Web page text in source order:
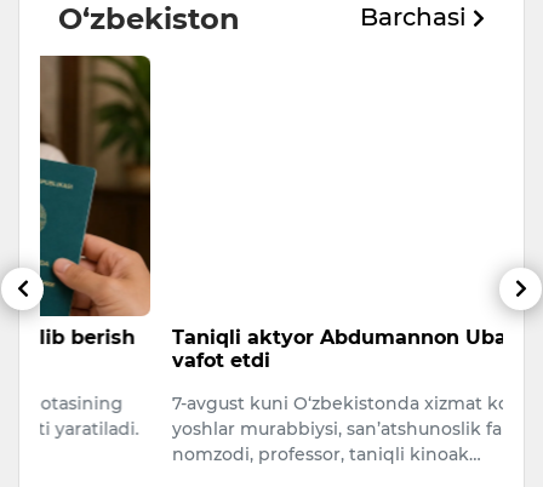
O‘zbekiston Barchasi
Taniqli aktyor Abdumannon Ubaydullayev
7-avgust kuni O‘zbekistonda xizmat ko‘rsatgan
yoshlar murabbiysi, san’atshunoslik fanlari
nomzodi, professor, taniqli kinoak…